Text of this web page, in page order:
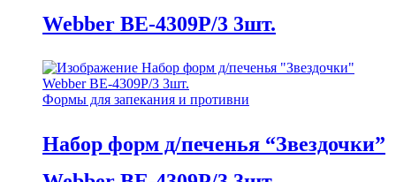
Webber BE-4309P/3 3шт.
Формы для запекания и противни
Набор форм д/печенья “Звездочки”